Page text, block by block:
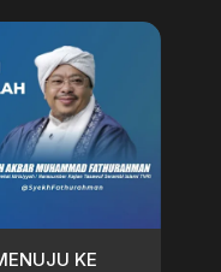
KE